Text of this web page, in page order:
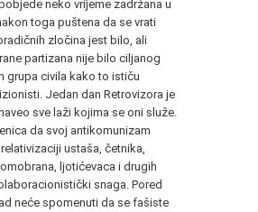
neko vrijeme zadržana u
toga puštena da se vrati
zločina jest bilo, ali
partizana nije bilo ciljanog
grupa civila kako to ističu
Jedan dan Retrovizora je
sve laži kojima se oni služe.
da svoj antikomunizam
ustaša, četnika,
ljotićevaca i drugih
snaga. Pored
neće spomenuti da se fašiste